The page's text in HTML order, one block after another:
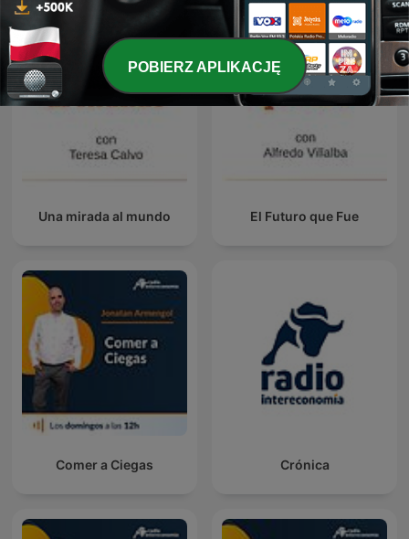
Una mirada al mundo El Futuro que Fue
Comer a Ciegas Crónica
POBIERZ APLIKACJĘ